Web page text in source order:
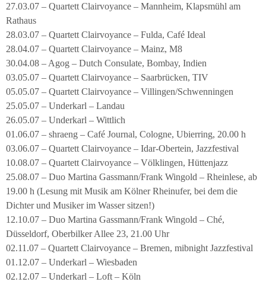
27.03.07 – Quartett Clairvoyance – Mannheim, Klapsmühl am
Rathaus
28.03.07 – Quartett Clairvoyance – Fulda, Café Ideal
28.04.07 – Quartett Clairvoyance – Mainz, M8
30.04.08 – Agog – Dutch Consulate, Bombay, Indien
03.05.07 – Quartett Clairvoyance – Saarbrücken, TIV
05.05.07 – Quartett Clairvoyance – Villingen/Schwenningen
25.05.07 – Underkarl – Landau
26.05.07 – Underkarl – Wittlich
01.06.07 – shraeng – Café Journal, Cologne, Ubierring, 20.00 h
03.06.07 – Quartett Clairvoyance – Idar-Obertein, Jazzfestival
10.08.07 – Quartett Clairvoyance – Völklingen, Hüttenjazz
25.08.07 – Duo Martina Gassmann/Frank Wingold – Rheinlese, ab
19.00 h (Lesung mit Musik am Kölner Rheinufer, bei dem die
Dichter und Musiker im Wasser sitzen!)
12.10.07 – Duo Martina Gassmann/Frank Wingold – Ché,
Düsseldorf, Oberbilker Allee 23, 21.00 Uhr
02.11.07 – Quartett Clairvoyance – Bremen, mibnight Jazzfestival
01.12.07 – Underkarl – Wiesbaden
02.12.07 – Underkarl – Loft – Köln